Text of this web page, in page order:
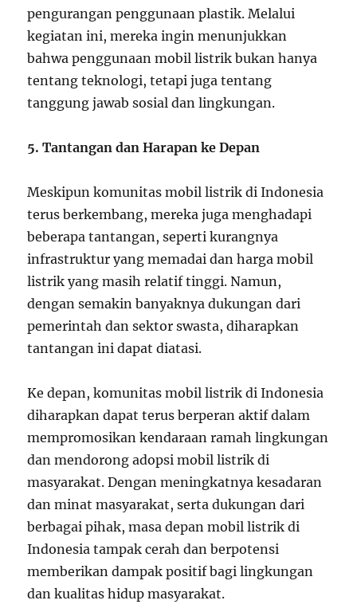
pengurangan penggunaan plastik. Melalui
kegiatan ini, mereka ingin menunjukkan
bahwa penggunaan mobil listrik bukan hanya
tentang teknologi, tetapi juga tentang
tanggung jawab sosial dan lingkungan.
5. Tantangan dan Harapan ke Depan
Meskipun komunitas mobil listrik di Indonesia
terus berkembang, mereka juga menghadapi
beberapa tantangan, seperti kurangnya
infrastruktur yang memadai dan harga mobil
listrik yang masih relatif tinggi. Namun,
dengan semakin banyaknya dukungan dari
pemerintah dan sektor swasta, diharapkan
tantangan ini dapat diatasi.
Ke depan, komunitas mobil listrik di Indonesia
diharapkan dapat terus berperan aktif dalam
mempromosikan kendaraan ramah lingkungan
dan mendorong adopsi mobil listrik di
masyarakat. Dengan meningkatnya kesadaran
dan minat masyarakat, serta dukungan dari
berbagai pihak, masa depan mobil listrik di
Indonesia tampak cerah dan berpotensi
memberikan dampak positif bagi lingkungan
dan kualitas hidup masyarakat.